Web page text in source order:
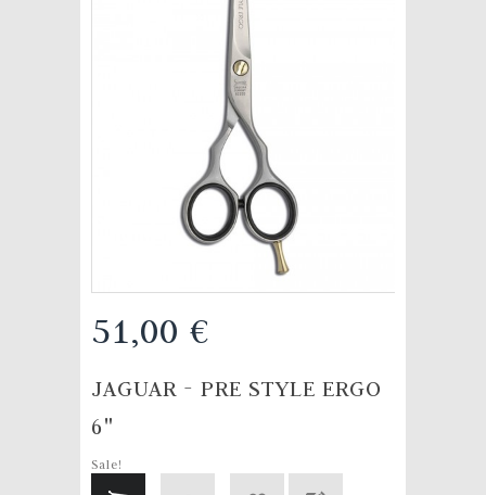
51,00 €
JAGUAR - PRE STYLE ERGO
6"
Sale!